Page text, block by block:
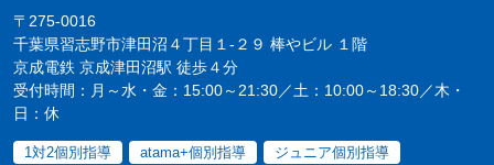
〒275-0016
千葉県習志野市津田沼４丁目１-２９ 棒やビル １階
京成電鉄 京成津田沼駅 徒歩４分
受付時間：月～水・金：15:00～21:30／土：10:00～18:30／木・
日：休
1対2個別指導 atama+個別指導
ジュニア個別指導